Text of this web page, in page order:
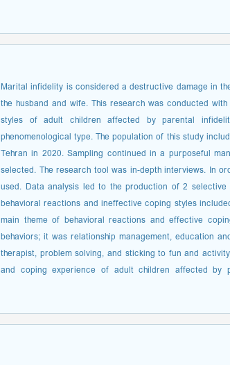
Marital infidelity is considered a destructive damage in
the husband and wife. This research was conducted
styles of adult children affected by parental
phenomenological type. The population of this study
Tehran in 2020. Sampling continued in a purposeful
selected. The research tool was in-depth interviews. In
used. Data analysis led to the production of 2
behavioral reactions and ineffective coping styles
main theme of behavioral reactions and effective
behaviors; it was relationship management, education
therapist, problem solving, and sticking to fun and
and coping experience of adult children affected